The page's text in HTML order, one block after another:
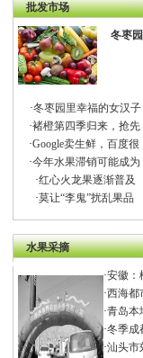
批发市场
冬枣
·冬枣园里幸福的女汉子
·褚橙第四季归来，抢先
·Google卖生鲜，百度很
·今年水果滞销可能成为
·红心火龙果逐渐普及
·莫让“李鬼”扰乱果品
水果采摘
·安徽：
·西海都
·青岛本
·冬季成
·汕头市